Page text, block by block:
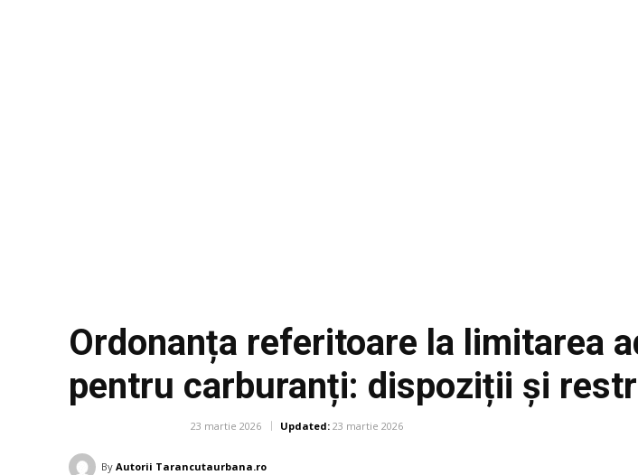
Ordonanța referitoare la limitarea
pentru carburanți: dispoziții și
23 martie 2026 Updated: 23 martie 2026
By Autorii Tarancutaurbana.ro